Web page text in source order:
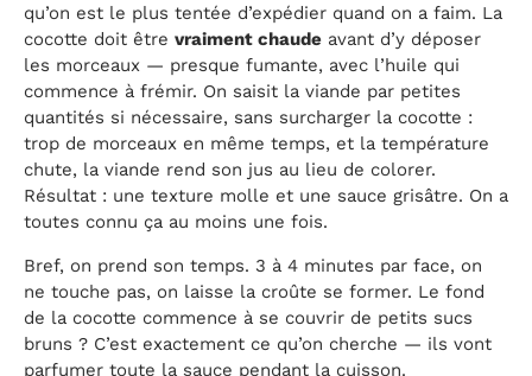
qu’on est le plus tentée d’expédier quand on a faim. La
cocotte doit être vraiment chaude avant d’y déposer
les morceaux — presque fumante, avec l’huile qui
commence à frémir. On saisit la viande par petites
quantités si nécessaire, sans surcharger la cocotte :
trop de morceaux en même temps, et la température
chute, la viande rend son jus au lieu de colorer.
Résultat : une texture molle et une sauce grisâtre. On a
toutes connu ça au moins une fois.
Bref, on prend son temps. 3 à 4 minutes par face, on
ne touche pas, on laisse la croûte se former. Le fond
de la cocotte commence à se couvrir de petits sucs
bruns ? C’est exactement ce qu’on cherche — ils vont
parfumer toute la sauce pendant la cuisson.